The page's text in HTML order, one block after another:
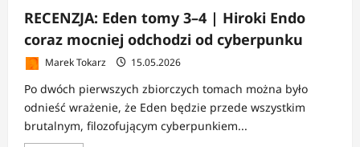
RECENZJA: Eden tomy 3–4 | Hiroki Endo
coraz mocniej odchodzi od cyberpunku
Marek Tokarz 15.05.2026
Po dwóch pierwszych zbiorczych tomach można było
odnieść wrażenie, że Eden będzie przede wszystkim
brutalnym, filozofującym cyberpunkiem...